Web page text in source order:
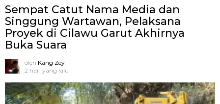
Sempat Catut Nama Media dan
Singgung Wartawan, Pelaksana
Proyek di Cilawu Garut Akhirnya
Buka Suara
oleh Kang Zey
2 hari yang lalu